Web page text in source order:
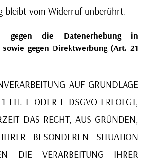
bleibt vom Widerruf unberührt.
gegen die Datenerhebung in
gegen Direktwerbung (Art. 21
AUF GRUNDLAGE
LIT. E ODER F DSGVO ERFOLGT,
DAS RECHT, AUS GRÜNDEN,
BESONDEREN SITUATION
DIE VERARBEITUNG IHRER